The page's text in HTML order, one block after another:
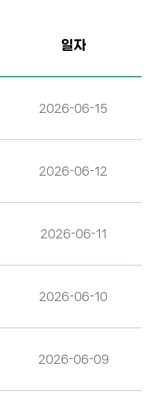
일자
2026-06-15
2026-06-12
2026-06-11
2026-06-10
2026-06-09